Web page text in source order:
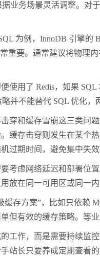
业务场景灵活调整。对
为例，InnoDB 引擎的
重要。通常建议将物理
用了 Redis，如果 SQL
并不能替代 SQL 优化
和缓存雪崩这三类问
缓存击穿则发生在某个
过期时间，避免集中失效
虑网络延迟和部署位置
放在同一可用区或同一
方案”，比如只依赖
但有效的缓存策略。等
作，而是需要持续监控
站长只要养成定期查看